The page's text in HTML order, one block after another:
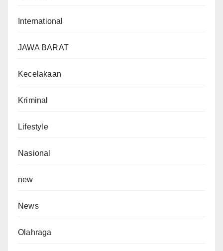
International
JAWA BARAT
Kecelakaan
Kriminal
Lifestyle
Nasional
new
News
Olahraga